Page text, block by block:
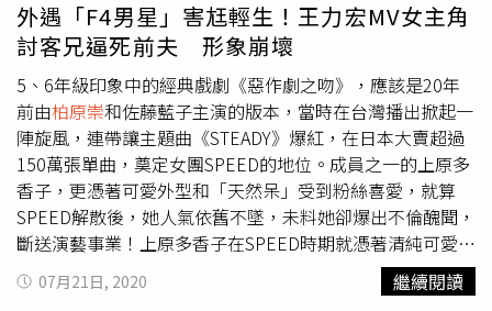
來台開唱如何克服語言隔閡？柏原收史打趣說「請大家學日
文」，他表示德井義實是專業搞笑藝人，應該會想辦法解
決。柏原收史、德井義實與貝斯手ISAKICK都單身，他不解
為何單身狗都聚在一起，媒體起鬨要幫他徵友，44歲的他開
出條件「健康活潑，年紀20到50歲之間，聊得來可以互相
丟話題」，他很喜歡台灣女性，覺得個性溫柔又純真。◎喝
酒勿開車！飲酒過量，有害健康，未滿18歲請勿飲酒。
外遇「F4男星」害尪輕生！王力宏MV女主角
討客兄逼死前夫 形象崩壞
5、6年級印象中的經典戲劇《惡作劇之吻》，應該是20年
前由柏原崇和佐藤藍子主演的版本，當時在台灣播出掀起一
陣旋風，連帶讓主題曲《STEADY》爆紅，在日本大賣超過
150萬張單曲，奠定女團SPEED的地位。成員之一的上原多
香子，更憑著可愛外型和「天然呆」受到粉絲喜愛，就算
SPEED解散後，她人氣依舊不墜，未料她卻爆出不倫醜聞，
斷送演藝事業！上原多香子在SPEED時期就憑著清純可愛的
外型，吸引大批粉絲支持。（圖／IG）上原多香子在SPEED
時期就憑著清純可愛外型，深受大批粉絲喜愛，也是SPEED
07月21日, 2020 繼續閱讀